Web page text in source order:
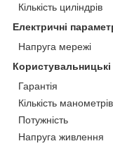
Кількість циліндрів
Електричні
Напруга мережі
Гарантія
Кількість манометрів
Потужність
Напруга живлення